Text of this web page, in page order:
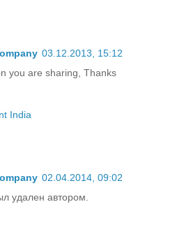
03.12.2013, 15:12
you are sharing, Thanks
India
02.04.2014, 09:02
удален автором.